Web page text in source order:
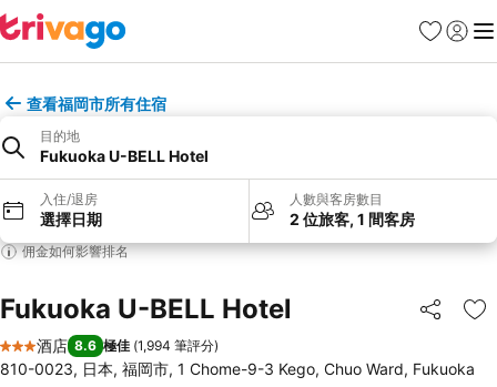
收藏夾
登入 選
查看福岡市所有住宿
目的地
Fukuoka U-BELL Hotel
入住/退房
選擇日期
人數與客房數目
2 位旅客, 1 間客房
佣金如何影響排名
Fukuoka U-BELL Hotel 分享
放
3 星級
酒店 8.6 極佳 (1,994 筆評分)
810-0023, 日本, 福岡市, 1 Chome-9-3 Kego, Chuo Ward, Fukuoka